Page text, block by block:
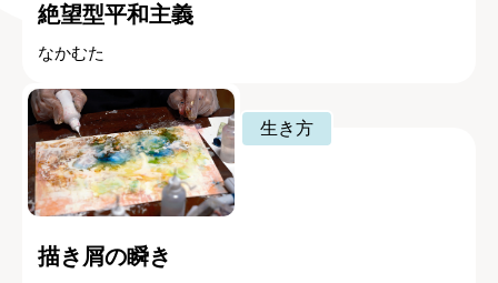
絶望型平和主義
なかむた
生き方
描き屑の瞬き